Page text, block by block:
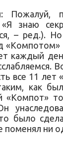
Пожалуй,
знаю
– ред.).
«Компотом»
каждый
все 11 лет
как
«Компот»
было
поменял ни